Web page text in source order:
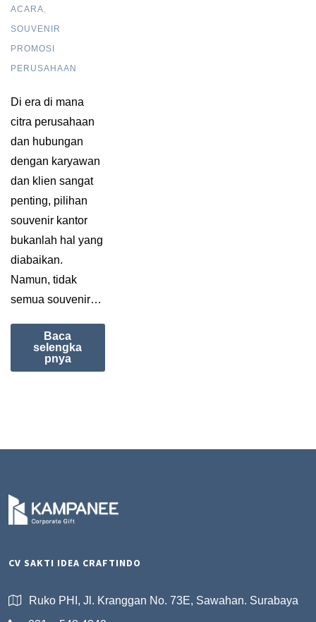
ACARA,
SOUVENIR
PROMOSI
PERUSAHAAN
Di era di mana
citra perusahaan
dan hubungan
dengan karyawan
dan klien sangat
penting, pilihan
souvenir kantor
bukanlah hal yang
diabaikan.
Namun, tidak
semua souvenir…
Baca
selengka
pnya
CV SAKTI IDEA CRAFTINDO
Ruko PHI, Jl. Kranggan No. 73E, Sawahan. Surabaya